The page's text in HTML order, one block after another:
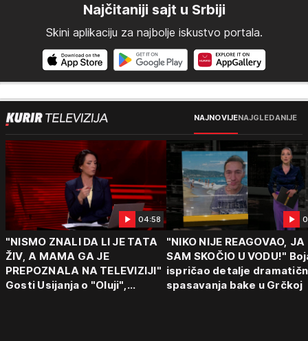
Najčitaniji sajt u Srbiji
Skini aplikaciju za najbolje iskustvo portala.
NAJNOVIJENAJGLEDANIJE
04:58
"NISMO ZNALI DA LI JE TATA
ŽIV, A MAMA GA JE
PREPOZNALA NA TELEVIZIJI"
Gosti Usijanja o "Oluji",
"NIKO NIJE REAGOVAO, JA
SAM SKOČIO U VODU!"
ispričao detalje
spasavanja bake u Grčkoj